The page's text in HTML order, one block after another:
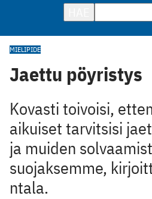
MIELIPIDE
Jaettu pöyristys
Kovasti toivoisi,
aikuiset tarvitsisi
ja muiden
suojaksemme,
ntala.